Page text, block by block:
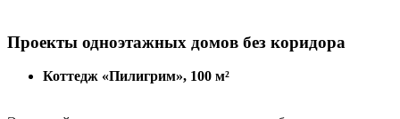
Проекты одноэтажных домов без коридора
Коттедж «Пилигрим», 100 м²